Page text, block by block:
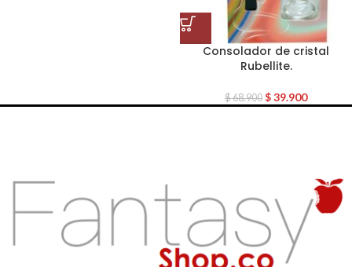
Consolador de cristal
Rubellite.
$68.900 $39.900